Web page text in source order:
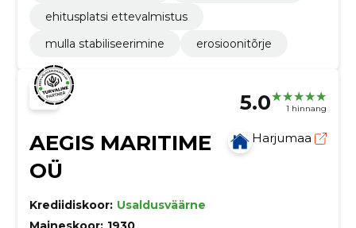
ehitusplatsi ettevalmistus
mulla stabiliseerimine
erosioonitõrje
5.0 1 hinnang
AEGIS MARITIME
OÜ
Harjumaa
Krediidiskoor: Usaldusväärne